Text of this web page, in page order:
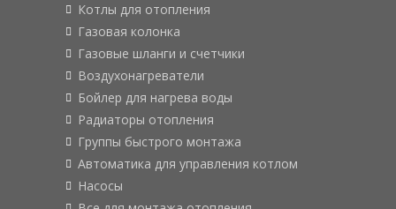
Котлы для отопления
Газовая колонка
Газовые шланги и счетчики
Воздухонагреватели
Бойлер для нагрева воды
Радиаторы отопления
Группы быстрого монтажа
Автоматика для управления котлом
Насосы